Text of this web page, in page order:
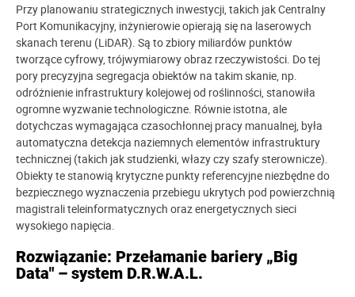
Przy planowaniu strategicznych inwestycji, takich jak Centralny
Port Komunikacyjny, inżynierowie opierają się na laserowych
skanach terenu (LiDAR). Są to zbiory miliardów punktów
tworzące cyfrowy, trójwymiarowy obraz rzeczywistości. Do tej
pory precyzyjna segregacja obiektów na takim skanie, np.
odróżnienie infrastruktury kolejowej od roślinności, stanowiła
ogromne wyzwanie technologiczne. Równie istotna, ale
dotychczas wymagająca czasochłonnej pracy manualnej, była
automatyczna detekcja naziemnych elementów infrastruktury
technicznej (takich jak studzienki, włazy czy szafy sterownicze).
Obiekty te stanowią krytyczne punkty referencyjne niezbędne do
bezpiecznego wyznaczenia przebiegu ukrytych pod powierzchnią
magistrali teleinformatycznych oraz energetycznych sieci
wysokiego napięcia.
Rozwiązanie: Przełamanie bariery „Big
Data" – system D.R.W.A.L.